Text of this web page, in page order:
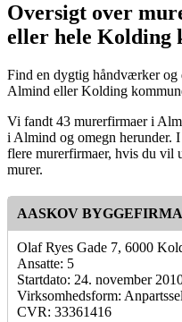
Oversigt over
eller hele Kolding
Find en dygtig håndværker og
Almind eller Kolding
Vi fandt 43 murerfirmaer i
i Almind og omegn herunder.
flere murerfirmaer, hvis du vil
murer.
AASKOV
Olaf Ryes Gade 7, 6000
Ansatte: 5
Startdato: 24. november
Virksomhedsform:
CVR: 33361416